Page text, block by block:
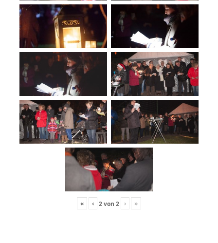
« ‹ 2von 2 › »